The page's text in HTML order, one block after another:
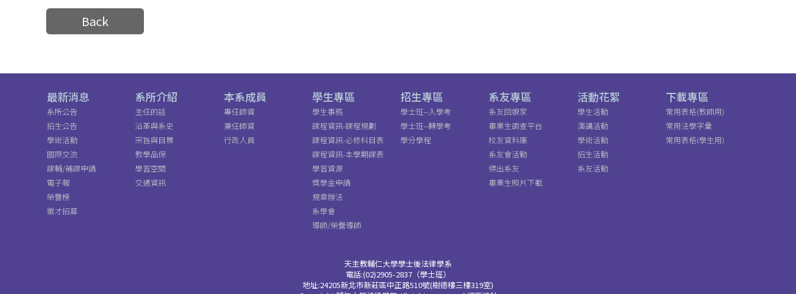
Back
最新消息
系所公告
招生公告
學術活動
國際交流
課輔/補課申請
電子報
榮譽榜
徵才招募
系所介紹
主任的話
沿革與系史
宗旨與目標
教學品保
學習空間
交通資訊
本系成員
專任師資
兼任師資
行政人員
學生專區
學生事務
課程資訊-課程規劃
課程資訊-必修科目表
課程資訊-本學期課表
學習資源
獎學金申請
規章辦法
系學會
導師/榮譽導師
招生專區
學士班--入學考
學士班--轉學考
學分學程
系友專區
系友回娘家
畢業生調查平台
校友資料庫
系友會活動
傑出系友
畢業生照片下載
活動花絮
學生活動
演講活動
學術活動
招生活動
系友活動
下載專區
常用表格(教師用)
常用法學字彙
常用表格(學生用)
天主教輔仁大學學士後法律學系
電話:(02)2905-2837（學士班）
地址:24205新北市新莊區中正路510號(樹德樓三樓319室)